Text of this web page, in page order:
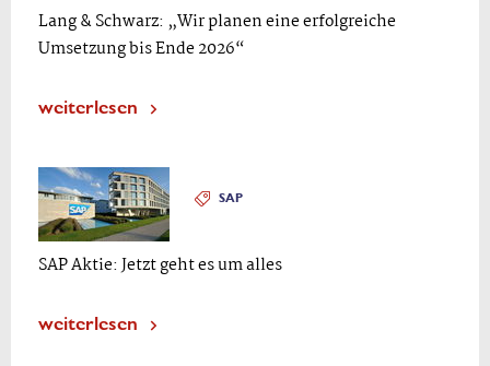
Lang & Schwarz: „Wir planen eine erfolgreiche
Umsetzung bis Ende 2026“
weiterlesen
SAP
SAP Aktie: Jetzt geht es um alles
weiterlesen